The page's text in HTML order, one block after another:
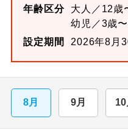
年齢区分
大人／12歳
幼児／3歳
設定期間
2026年8月
8月 9月 10